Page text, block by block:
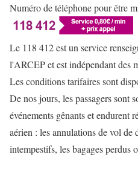
Numéro de téléphone pour être
Le 118 412 est un service
l'ARCEP et est indépendant des
Les conditions tarifaires sont
De nos jours, les passagers sont
événements gênants et endurent
aérien : les annulations de vol de
intempestifs, les bagages perdus